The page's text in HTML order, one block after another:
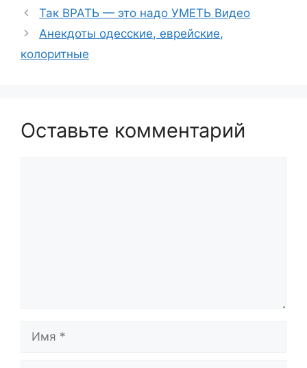
Так ВРАТЬ — это надо УМЕТЬ Видео
Анекдоты одесские, еврейские,
колоритные
Оставьте комментарий